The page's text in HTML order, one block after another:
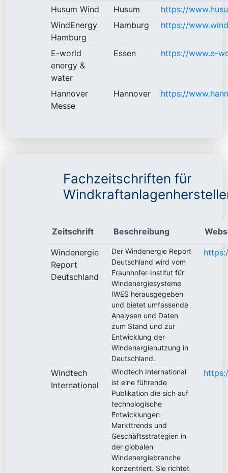
Husum Wind Husum
https://
WindEnergy
Hamburg
Hamburg https://
E-world
energy &
water
Essen https://www.e-
Hannover
Messe
Hannover https://
Fachzeitschriften für
Zeitschrift Beschreibung
Windenergie
Report
Deutschland
Der Windenergie Report
Deutschland wird vom
Fraunhofer-Institut für
Windenergiesysteme
IWES herausgegeben
und bietet umfassende
Analysen und Daten
zum Stand und zur
Entwicklung der
Windenergienutzung in
Deutschland.
Windtech
International
Windtech International
ist eine führende
Publikation die sich auf
technologische
Entwicklungen
Markttrends und
Geschäftsstrategien in
der globalen
Windenergiebranche
konzentriert. Sie richtet